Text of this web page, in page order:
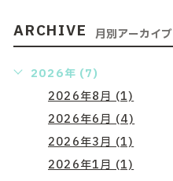
ARCHIVE 月別アーカイブ
2026年 (7)
2026年8月 (1)
2026年6月 (4)
2026年3月 (1)
2026年1月 (1)